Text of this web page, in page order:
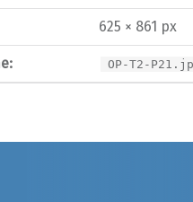
625 × 861 px
OP-T2-